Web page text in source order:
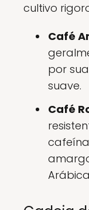
cultivo
Café
por
suave.
Café